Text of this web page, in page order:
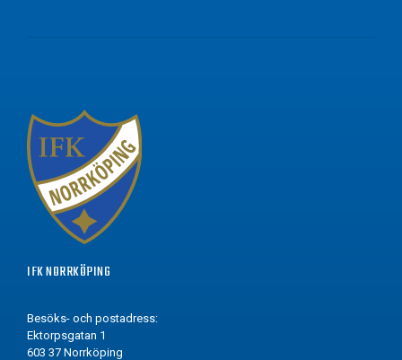
IFK NORRKÖPING
Besöks- och postadress:
Ektorpsgatan 1
603 37 Norrköping